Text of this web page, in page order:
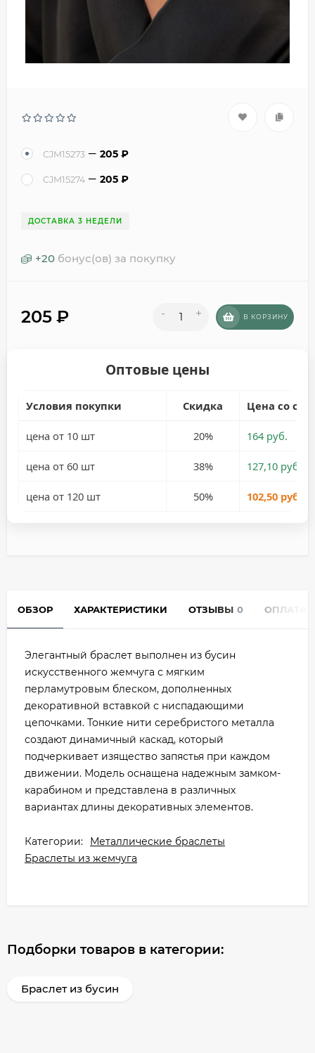
CJM15273 205 ₽
CJM15274 205 ₽
ДОСТАВКА 3 НЕДЕЛИ
+20 бонус(ов) за покупку
205 ₽ - + В КОРЗИНУ
Оптовые цены
Условия покупки Скидка Цена со
цена от 10 шт 20% 164 руб.
цена от 60 шт 38% 127,10 руб.
цена от 120 шт 50% 102,50 руб.
ОБЗОР ХАРАКТЕРИСТИКИ ОТЗЫВЫ 0 ОПЛАТА
Элегантный браслет выполнен из бусин
искусственного жемчуга с мягким
перламутровым блеском, дополненных
декоративной вставкой с ниспадающими
цепочками. Тонкие нити серебристого металла
создают динамичный каскад, который
подчеркивает изящество запястья при каждом
движении. Модель оснащена надежным замком-
карабином и представлена в различных
вариантах длины декоративных элементов.
Категории:
Металлические браслеты
Браслеты из жемчуга
Подборки товаров в категории:
Браслет из бусин